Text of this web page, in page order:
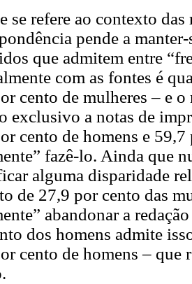
se refere ao contexto
pende a
que admitem entre
com as fontes é
cento de mulheres – e
exclusivo a notas de
cento de homens e
fazê-lo. Ainda que
alguma disparidade
de 27,9 por cento das
abandonar a
dos homens admite
cento de homens – que